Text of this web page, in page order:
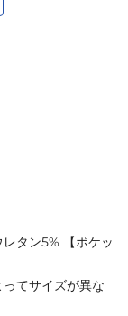
タン5% 【ポケッ
てサイズが異な